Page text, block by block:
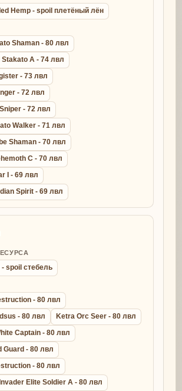
Hemp - spoil плетёный лён
Shaman - 80 лвл
Stakato A - 74 лвл
- 73 лвл
- 72 лвл
- 72 лвл
Walker - 71 лвл
Shaman - 70 лвл
C - 70 лвл
I - 69 лвл
Spirit - 69 лвл
spoil стебель
- 80 лвл
- 80 лвл
Ketra Orc Seer - 80 лвл
Captain - 80 лвл
Guard - 80 лвл
- 80 лвл
Elite Soldier A - 80 лвл